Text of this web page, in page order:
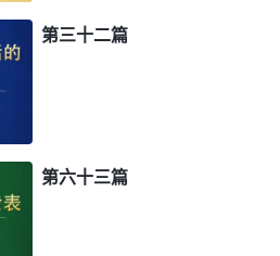
第三十二篇
第六十三篇